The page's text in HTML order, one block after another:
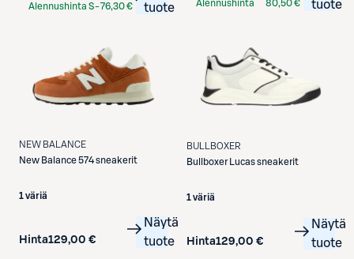
Alennushinta S-76,30 €
tuote
Alennushinta
80,50 €
tuote
NEW BALANCE
New Balance574 sneakerit
1 väriä
Hinta129,00 €
Näytä
tuote
BULLBOXER
Bullboxer
Lucas sneakerit
1 väriä
Hinta129,00 €
Näytä
tuote